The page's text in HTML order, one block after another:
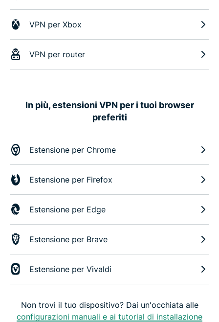
VPN per Xbox
VPN per router
In più, estensioni VPN per i tuoi browser
preferiti
Estensione per Chrome
Estensione per Firefox
Estensione per Edge
Estensione per Brave
Estensione per Vivaldi
Non trovi il tuo dispositivo? Dai un'occhiata alle
configurazioni manuali e ai tutorial di installazione